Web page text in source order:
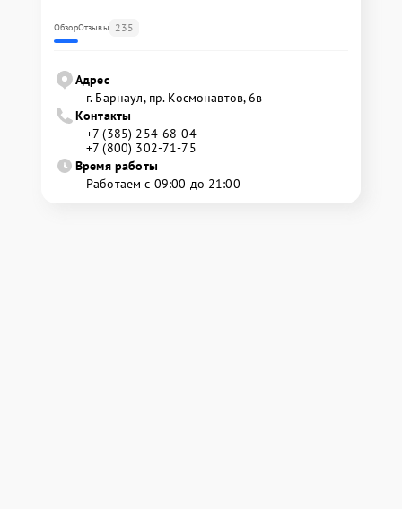
ОбзорОтзывы 235
Адрес
г. Барнаул, ​пр. Космонавтов, 6в
Контакты
+7 (385) 254-68-04
+7 (800) 302-71-75
Время работы
Работаем с 09:00 до 21:00